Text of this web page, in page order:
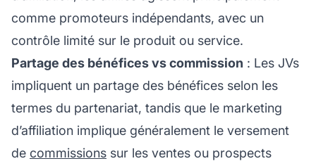
comme promoteurs indépendants, avec un
contrôle limité sur le produit ou service.
Partage des bénéfices vs commission : Les JVs
impliquent un partage des bénéfices selon les
termes du partenariat, tandis que le marketing
d’affiliation implique généralement le versement
de commissions sur les ventes ou prospects